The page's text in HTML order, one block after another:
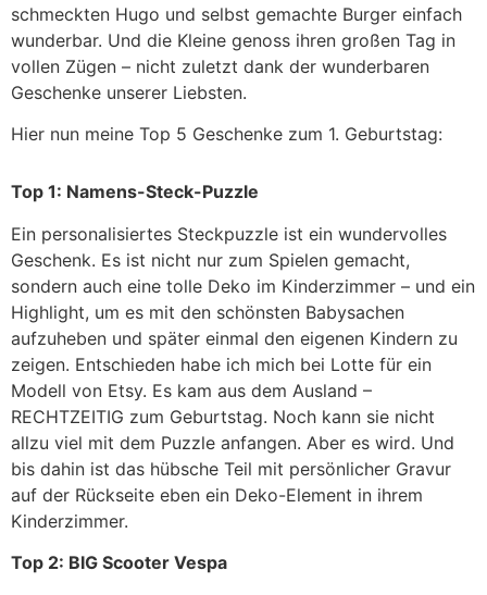
schmeckten Hugo und selbst gemachte Burger einfach
wunderbar. Und die Kleine genoss ihren großen Tag in
vollen Zügen – nicht zuletzt dank der wunderbaren
Geschenke unserer Liebsten.
Hier nun meine Top 5 Geschenke zum 1. Geburtstag:
Top 1: Namens-Steck-Puzzle
Ein personalisiertes Steckpuzzle ist ein wundervolles
Geschenk. Es ist nicht nur zum Spielen gemacht,
sondern auch eine tolle Deko im Kinderzimmer – und ein
Highlight, um es mit den schönsten Babysachen
aufzuheben und später einmal den eigenen Kindern zu
zeigen. Entschieden habe ich mich bei Lotte für ein
Modell von Etsy. Es kam aus dem Ausland –
RECHTZEITIG zum Geburtstag. Noch kann sie nicht
allzu viel mit dem Puzzle anfangen. Aber es wird. Und
bis dahin ist das hübsche Teil mit persönlicher Gravur
auf der Rückseite eben ein Deko-Element in ihrem
Kinderzimmer.
Top 2: BIG Scooter Vespa